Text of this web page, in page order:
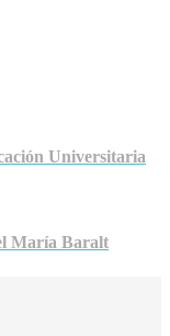
Universitaria
María Baralt